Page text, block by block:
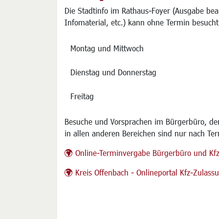
Die Stadtinfo im Rathaus-Foyer (Ausgabe
Infomaterial, etc.) kann ohne Termin
Montag und Mittwoch
Dienstag und Donnerstag
Freitag
Besuche und Vorsprachen im Bürgerbüro,
in allen anderen Bereichen sind nur nach
Online-Terminvergabe Bürgerbüro und
Kreis Offenbach - Onlineportal Kfz-